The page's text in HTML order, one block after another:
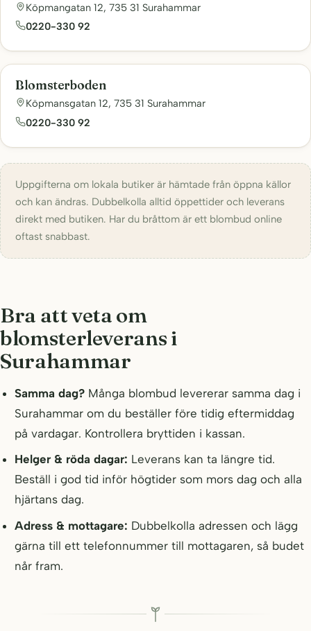
Köpmangatan 12, 735 31 Surahammar
0220-330 92
Blomsterboden
Köpmansgatan 12, 735 31 Surahammar
0220-330 92
Uppgifterna om lokala butiker är hämtade från öppna källor
och kan ändras. Dubbelkolla alltid öppettider och leverans
direkt med butiken. Har du bråttom är ett blombud online
oftast snabbast.
Bra att veta om
blomsterleverans i
Surahammar
Samma dag? Många blombud levererar samma dag i
Surahammar om du beställer före tidig eftermiddag
på vardagar. Kontrollera bryttiden i kassan.
Helger & röda dagar: Leverans kan ta längre tid.
Beställ i god tid inför högtider som mors dag och alla
hjärtans dag.
Adress & mottagare: Dubbelkolla adressen och lägg
gärna till ett telefonnummer till mottagaren, så budet
når fram.